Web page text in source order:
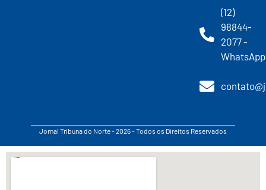
(12)
98844-
2077 -
WhatsApp
Jornal Tribuna do Norte - 2026 - Todos os Direitos Reservados